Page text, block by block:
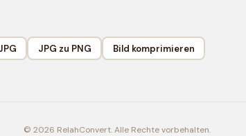
JPG zu PNG Bild komprimieren
© 2026 RelahConvert. Alle Rechte vorbehalten.